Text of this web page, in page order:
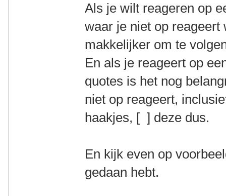
Als je wilt reageren op
waar je niet op reageert
makkelijker om te
En als je reageert op
quotes is het nog
niet op reageert,
haakjes, [ ] deze dus.
En kijk even op
gedaan hebt.